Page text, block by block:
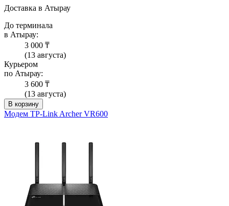
Доставка в Атырау
До терминала
в Атырау:
3 000 ₸
(13 августа)
Курьером
по Атырау:
3 600 ₸
(13 августа)
В корзину
Модем TP-Link Archer VR600